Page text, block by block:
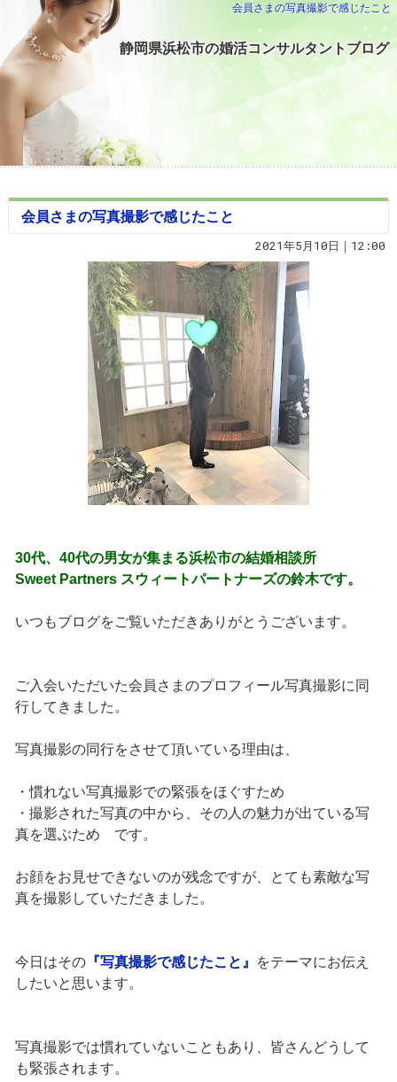
会員さまの写真撮影で感じたこと
静岡県浜松市の婚活コンサルタントブログ
会員さまの写真撮影で感じたこと
2021年5月10日｜12:00
30代、40代の男女が集まる浜松市の結婚相談所
Sweet Partners スウィートパートナーズの鈴木です。
いつもブログをご覧いただきありがとうございます。
ご入会いただいた会員さまのプロフィール写真撮影に同
行してきました。
写真撮影の同行をさせて頂いている理由は、
・慣れない写真撮影での緊張をほぐすため
・撮影された写真の中から、その人の魅力が出ている写
真を選ぶため です。
お顔をお見せできないのが残念ですが、とても素敵な写
真を撮影していただきました。
今日はその『写真撮影で感じたこと』
をテーマにお伝え
したいと思います。
写真撮影では慣れていないこともあり、皆さんどうして
も緊張されます。